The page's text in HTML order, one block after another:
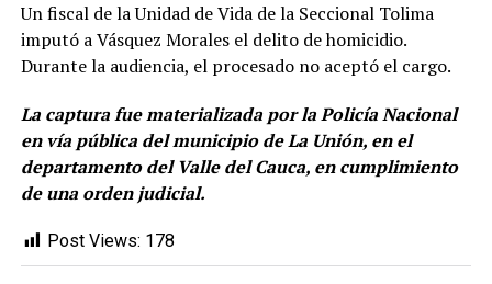
Un fiscal de la Unidad de Vida de la Seccional Tolima
imputó a Vásquez Morales el delito de homicidio.
Durante la audiencia, el procesado no aceptó el cargo.
La captura fue materializada por la Policía Nacional
en vía pública del municipio de La Unión, en el
departamento del Valle del Cauca, en cumplimiento
de una orden judicial.
Post Views: 178